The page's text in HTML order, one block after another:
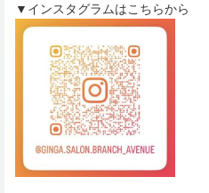
▼インスタグラムはこちらから